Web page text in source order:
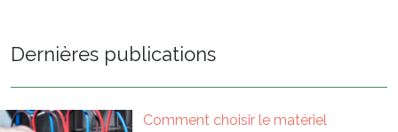
Dernières publications
Comment choisir le matériel